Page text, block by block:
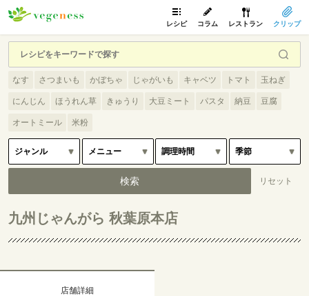
レシピ コラム レストラン クリップ
なす さつまいも かぼちゃ じゃがいも キャベツ トマト 玉ねぎ
にんじん ほうれん草 きゅうり 大豆ミート パスタ 納豆 豆腐
オートミール 米粉
九州じゃんがら 秋葉原本店
店舗詳細